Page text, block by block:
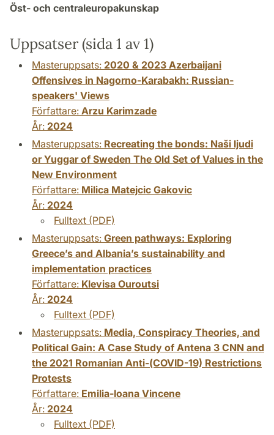
Öst- och centraleuropakunskap
Uppsatser (sida 1 av 1)
Masteruppsats: 2020 & 2023 Azerbaijani
Offensives in Nagorno-Karabakh: Russian-
speakers' Views
Författare: Arzu Karimzade
År: 2024
Masteruppsats: Recreating the bonds: Naši ljudi
or Yuggar of Sweden The Old Set of Values in the
New Environment
Författare: Milica Matejcic Gakovic
År: 2024
Fulltext (PDF)
Masteruppsats: Green pathways: Exploring
Greece’s and Albania’s sustainability and
implementation practices
Författare: Klevisa Ouroutsi
År: 2024
Fulltext (PDF)
Masteruppsats: Media, Conspiracy Theories, and
Political Gain: A Case Study of Antena 3 CNN and
the 2021 Romanian Anti-(COVID-19) Restrictions
Protests
Författare: Emilia-Ioana Vincene
År: 2024
Fulltext (PDF)